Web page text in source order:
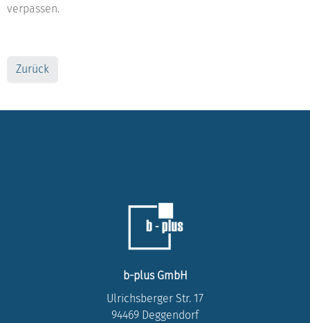
verpassen.
Zurück
b-plus GmbH
Ulrichsberger Str. 17
94469 Deggendorf